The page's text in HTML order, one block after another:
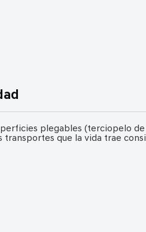
plegables (terciopelo
que la vida trae